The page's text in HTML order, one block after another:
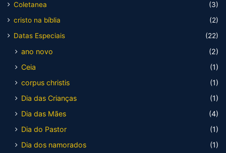
Coletanea
(3)
cristo na bíblia
(2)
Datas Especiais
(22)
ano novo
(2)
Ceia
(1)
corpus christis
(1)
Dia das Crianças
(1)
Dia das Mães
(4)
Dia do Pastor
(1)
Dia dos namorados
(1)